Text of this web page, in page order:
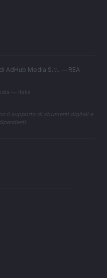
AdHub Media S.r.l. — REA
— Italia
il supporto di strumenti digitali e